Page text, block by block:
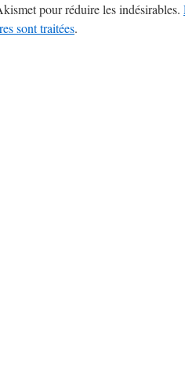
pour réduire les indésirables.
sont traitées.